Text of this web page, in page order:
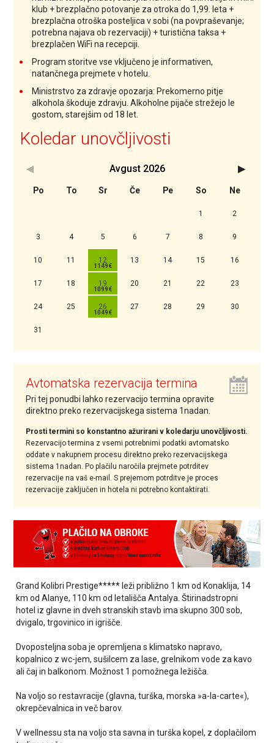
klub + brezplačno potovanje za otroka do 1,99. leta +
brezplačna otroška posteljica v sobi (na povpraševanje;
potrebna najava ob rezervaciji) + turistična taksa +
brezplačen WiFi na recepciji.
Program storitve vse vključeno je informativen,
natančnega prejmete v hotelu.
Ministrstvo za zdravje opozarja: Prekomerno pitje
alkohola škoduje zdravju. Alkoholne pijače strežejo le
gostom, starejšim od 18 let.
Koledar unovčljivosti
Avgust 2026
Po To Sr Če Pe So Ne
1 2
3 4 5 6 7 8 9
10 11 12 13 14 15 16
17 18 19 20 21 22 23
24 25 26 27 28 29 30
31
Avtomatska rezervacija termina
Pri tej ponudbi lahko rezervacijo termina opravite
direktno preko rezervacijskega sistema 1nadan.
Prosti termini so konstantno ažurirani v koledarju unovčljivosti.
Rezervacijo termina z vsemi potrebnimi podatki avtomatsko
oddate v nakupnem procesu direktno preko rezervacijskega
sistema 1nadan. Po plačilu naročila prejmete potrditev
rezervacije na vaš e-mail. S prejemom potrditve je proces
rezervacije zaključen in hotela ni potrebno kontaktirati.
Grand Kolibri Prestige***** ležipribližno 1 km od Konaklija, 14
km od Alanye, 110 km od letališča Antalya. Štirinadstropni
hotel iz glavne in dveh stranskih stavb ima skupno 300 sob,
dvigalo, trgovinico in igrišče.
Dvoposteljna soba je opremljena s klimatsko napravo,
kopalnico z wc-jem, sušilcem za lase, grelnikom vode za kavo
ali čaj in balkonom. Možnost 1 pomožnega ležišča.
Na voljo sorestavracije (glavna, turška, morska »a-la-carte«),
okrepčevalnica in več barov.
V wellnessu sta na voljo sta savna in turška kopel, z doplačilom